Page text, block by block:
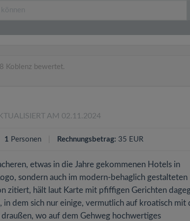
Koblenz bewertet.
AM 02.11.2024
1 Personen Rechnungsbetrag: 35 EUR
etwas in die Jahre gekommenen Hotels in
sondern auch im modern-behaglich gestalteten
zitiert, hält laut Karte mit pfiffigen Gerichten
dem sich nur einige, vermutlich auf kroatisch mit
wo auf dem Gehweg hochwertiges